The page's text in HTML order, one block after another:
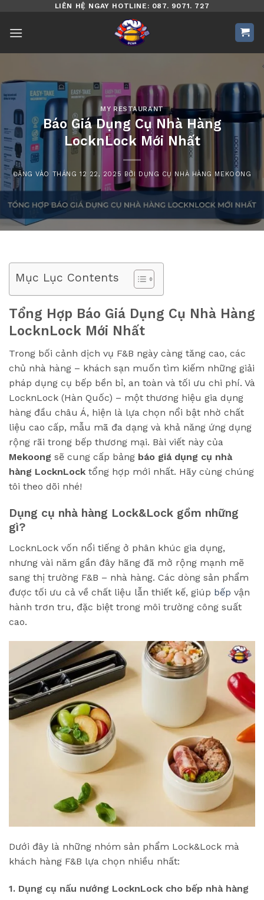
nội
dung
LIÊN HỆ NGAY HOTLINE: 087. 9071. 727
MY RESTAURANT
Báo Giá Dụng Cụ Nhà Hàng
LocknLock Mới Nhất
ĐĂNG VÀO THÁNG 12 22, 2025 BỞI DỤNG CỤ NHÀ HÀNG MEKOONG
Mục Lục Contents
Tổng Hợp Báo Giá Dụng Cụ Nhà Hàng
LocknLock Mới Nhất
Trong bối cảnh dịch vụ F&B ngày càng tăng cao, các
chủ nhà hàng – khách sạn muốn tìm kiếm những giải
pháp dụng cụ bếp bền bỉ, an toàn và tối ưu chi phí. Và
LocknLock (Hàn Quốc) – một thương hiệu gia dụng
hàng đầu châu Á, hiện là lựa chọn nổi bật nhờ chất
liệu cao cấp, mẫu mã đa dạng và khả năng ứng dụng
rộng rãi trong bếp thương mại. Bài viết này của
Mekoong sẽ cung cấp bảng báo giá dụng cụ nhà
hàng LocknLock tổng hợp mới nhất. Hãy cùng chúng
tôi theo dõi nhé!
Dụng cụ nhà hàng Lock&Lock gồm những
gì?
LocknLock vốn nổi tiếng ở phân khúc gia dụng,
nhưng vài năm gần đây hãng đã mở rộng mạnh mẽ
sang thị trường F&B – nhà hàng. Các dòng sản phẩm
được tối ưu cả về chất liệu lẫn thiết kế, giúp bếp vận
hành trơn tru, đặc biệt trong môi trường công suất
cao.
Dưới đây là những nhóm sản phẩm Lock&Lock mà
khách hàng F&B lựa chọn nhiều nhất:
1. Dụng cụ nấu nướng LocknLock cho bếp nhà hàng